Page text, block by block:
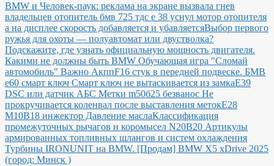
BMW и Человек-паук: реклама на экране вызвала гнев
владельцев отопитель бмв 725 тдс е 38 уснул мотор отопителя
а на дисплее скорость добавляется и убавляетсяВыбор первого
ружья для охоты — полуавтомат или двустволка?
Подскажите, где узнать официальную мощность двигателя.
Какими не должны быть BMW Обучающая игра "Сломай
автомобиль" Важно АкппF16 стук в передней подвеске. БМВ
е60 смарт ключ Смарт ключ не вытаскивается из замкаE39
DSC или датчик АБС Метки m50б25 безванос Не
прокручивается коленвал после выставления метокЕ28
М10В18 инжектор Давление маслаКлассификация
промежуточных рычагов и коромысел N20B20 Артикулы
армированных топливных шлангов и систем охлаждения
Турбины IRONUNIT на BMW. [Продам] BMW X5 xDrive 2025
(город: Минск )